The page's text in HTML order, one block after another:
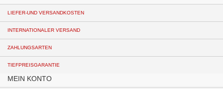
LIEFER-UND VERSANDKOSTEN
INTERNATIONALER VERSAND
ZAHLUNGSARTEN
TIEFPREISGARANTIE
MEIN KONTO